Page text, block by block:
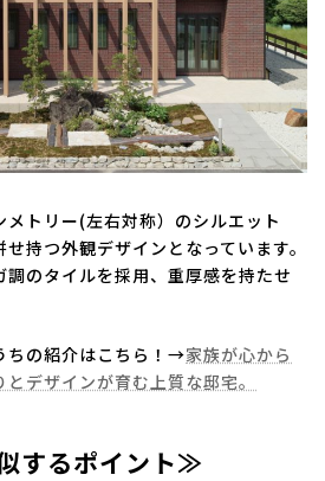
メトリー(左右対称）のシルエット
持つ外観デザインとなっています。
のタイルを採用、重厚感を持たせ
ちの紹介はこちら！→家族が心から
デザインが育む上質な邸宅。
するポイント≫